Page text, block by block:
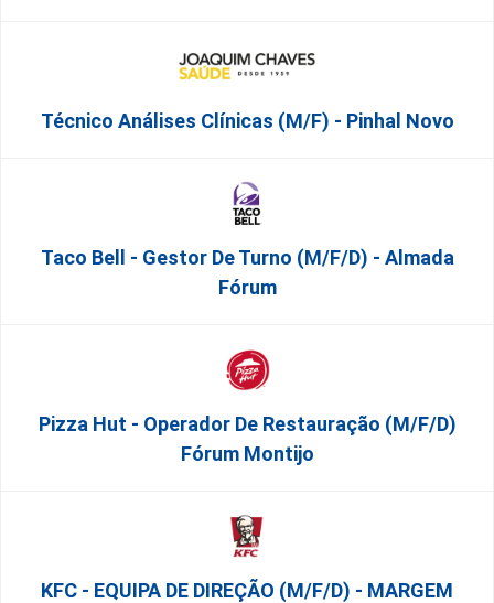
Técnico Análises Clínicas (M/F) - Pinhal Novo
Taco Bell - Gestor De Turno (m/f/d) - Almada
Fórum
Pizza Hut - Operador De Restauração (m/f/d)
Fórum Montijo
KFC - EQUIPA DE DIREÇÃO (m/f/d) - MARGEM